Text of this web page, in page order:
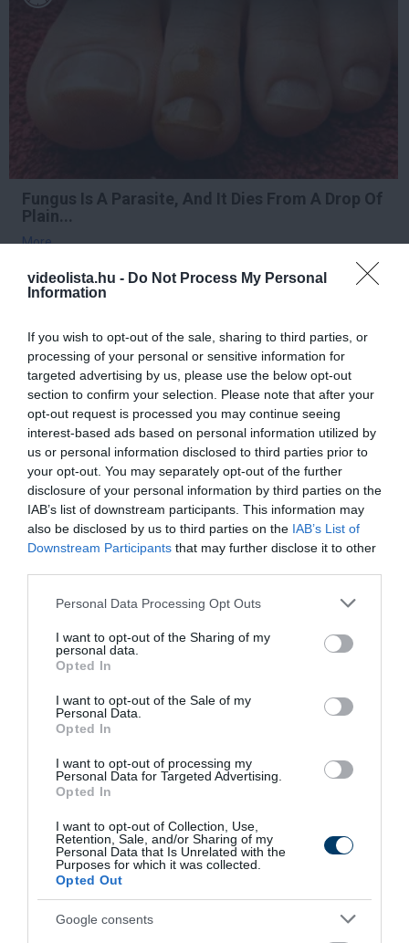
videolista.hu - Do Not Process My Personal
Information
If you wish to opt-out of the sale, sharing to third parties, or
processing of your personal or sensitive information for
targeted advertising by us, please use the below opt-out
section to confirm your selection. Please note that after your
opt-out request is processed you may continue seeing
interest-based ads based on personal information utilized by
us or personal information disclosed to third parties prior to
your opt-out. You may separately opt-out of the further
disclosure of your personal information by third parties on the
IAB’s list of downstream participants. This information may
also be disclosed by us to third parties on the IAB’s List of
Downstream Participants that may further disclose it to other
Please note that this website/app uses one or more Google
not limited to your visit or usage behaviour. You may click to
grant or deny consent to Google and its third-party tags to
use your data for below specified purposes in below Google
consent section.
Personal Data Processing Opt Outs
I want to opt-out of the Sharing of my
personal data.
Opted In
I want to opt-out of the Sale of my
Personal Data.
Opted In
I want to opt-out of processing my
Personal Data for Targeted Advertising.
Opted In
I want to opt-out of Collection, Use,
Retention, Sale, and/or Sharing of my
Personal Data that Is Unrelated with the
Purposes for which it was collected.
Opted Out
Google consents
Fungus Is A Parasite, And It Dies From A Drop Of
Plain...
More
346 32 350
5 h 47 min
399 141
11 h 20 min